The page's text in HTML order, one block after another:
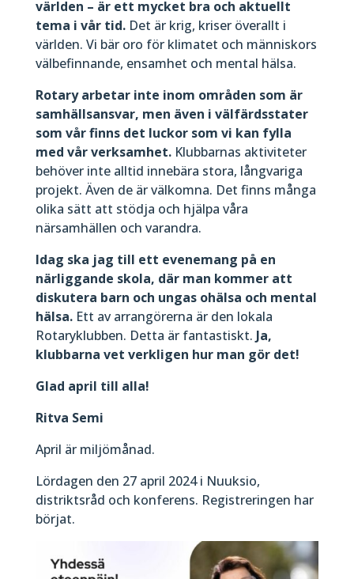
världen – är ett mycket bra och aktuellt
tema i vår tid. Det är krig, kriser överallt i
världen. Vi bär oro för klimatet och människors
välbefinnande, ensamhet och mental hälsa.
Rotary arbetar inte inom områden som är
samhällsansvar, men även i välfärdsstater
som vår finns det luckor som vi kan fylla
med vår verksamhet. Klubbarnas aktiviteter
behöver inte alltid innebära stora, långvariga
projekt. Även de är välkomna. Det finns många
olika sätt att stödja och hjälpa våra
närsamhällen och varandra.
Idag ska jag till ett evenemang på en
närliggande skola, där man kommer att
diskutera barn och ungas ohälsa och mental
hälsa. Ett av arrangörerna är den lokala
Rotaryklubben. Detta är fantastiskt. Ja,
klubbarna vet verkligen hur man gör det!
Glad april till alla!
Ritva Semi
April är miljömånad.
Lördagen den 27 april 2024 i Nuuksio,
distriktsråd och konferens. Registreringen har
börjat.